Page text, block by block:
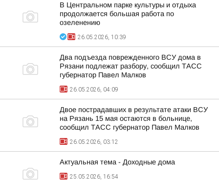
В Центральном парке культуры и отдыха
продолжается большая работа по
озеленению
26.05.2026, 10:39
Два подъезда поврежденного ВСУ дома в
Рязани подлежат разбору, сообщил ТАСС
губернатор Павел Малков
26.05.2026, 04:09
Двое пострадавших в результате атаки ВСУ
на Рязань 15 мая остаются в больнице,
сообщил ТАСС губернатор Павел Малков
26.05.2026, 03:12
Актуальная тема - Доходные дома
25.05.2026, 16:54